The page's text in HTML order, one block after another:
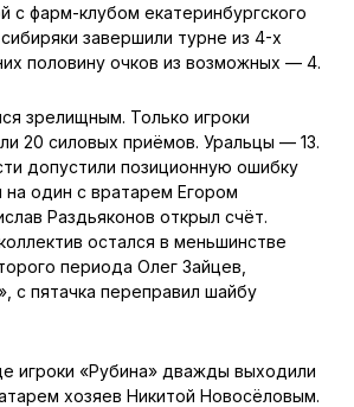
с фарм-клубом екатеринбургского
завершили турне из 4-х
половину очков из возможных — 4.
зрелищным. Только игроки
20 силовых приёмов. Уральцы — 13.
допустили позиционную ошибку
один с вратарем Егором
Раздьяконов открыл счёт.
остался в меньшинстве
периода Олег Зайцев,
с пятачка переправил шайбу
игроки «Рубина» дважды выходили
хозяев Никитой Новосёловым.